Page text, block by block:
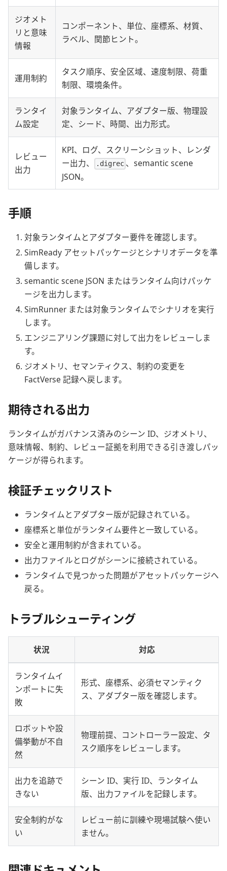
ジオメト
リと意味
情報
コンポーネント、単位、座標系、材質、
ラベル、関節ヒント。
運用制約
タスク順序、安全区域、速度制限、荷重
制限、環境条件。
ランタイ
ム設定
対象ランタイム、アダプター版、物理設
定、シード、時間、出力形式。
レビュー
出力
KPI、ログ、スクリーンショット、レンダ
ー出力、
.digrec 、semantic scene
JSON。
手順
対象ランタイムとアダプター要件を確認します。
SimReady アセットパッケージとシナリオデータを準
備します。
semantic scene JSON またはランタイム向けパッケ
ージを出力します。
SimRunner または対象ランタイムでシナリオを実行
します。
エンジニアリング課題に対して出力をレビューしま
す。
ジオメトリ、セマンティクス、制約の変更を
FactVerse 記録へ戻します。
期待される出力
ランタイムがガバナンス済みのシーン ID、ジオメトリ、
意味情報、制約、レビュー証拠を利用できる引き渡しパッ
ケージが得られます。
検証チェックリスト
ランタイムとアダプター版が記録されている。
座標系と単位がランタイム要件と一致している。
安全と運用制約が含まれている。
出力ファイルとログがシーンに接続されている。
ランタイムで見つかった問題がアセットパッケージへ
戻る。
トラブルシューティング
状況 対応
ランタイムイ
ンポートに失
敗
形式、座標系、必須セマンティク
ス、アダプター版を確認します。
ロボットや設
備挙動が不自
然
物理前提、コントローラー設定、タ
スク順序をレビューします。
出力を追跡で
きない
シーン ID、実行 ID、ランタイム
版、出力ファイルを記録します。
安全制約がな
い
レビュー前に訓練や現場試験へ使い
ません。